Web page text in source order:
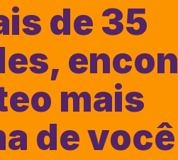
de 35
mais
de